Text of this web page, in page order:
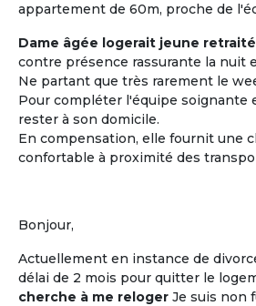
appartement de 60m, proche de
Dame âgée logerait jeune
contre présence rassurante la nuit
Ne partant que très rarement le
Pour compléter l'équipe soignante
rester à son domicile.
En compensation, elle fournit une
confortable à proximité des
Bonjour,
Actuellement en instance de
délai de 2 mois pour quitter le
cherche à me reloger Je suis non
Les coûts
Des coûts moins élevés
d'autres structures
traditionnelles